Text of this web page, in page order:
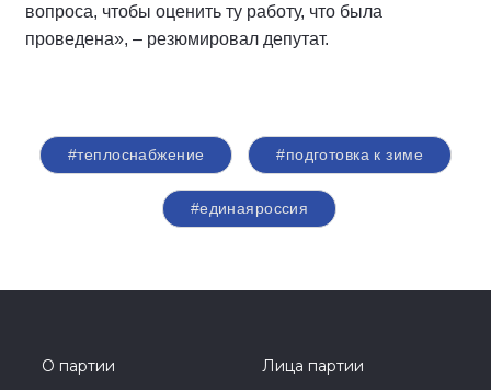
вопроса, чтобы оценить ту работу, что была
проведена», – резюмировал депутат.
#теплоснабжение #подготовка к зиме
#единаяроссия
О партии
Лица партии